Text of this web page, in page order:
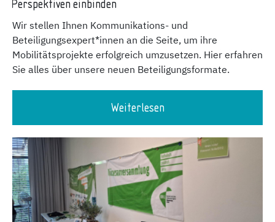
Perspektiven einbinden
Wir stellen Ihnen Kommunikations- und
Beteiligungsexpert*innen an die Seite, um ihre
Mobilitätsprojekte erfolgreich umzusetzen. Hier erfahren
Sie alles über unsere neuen Beteiligungsformate.
Weiterlesen